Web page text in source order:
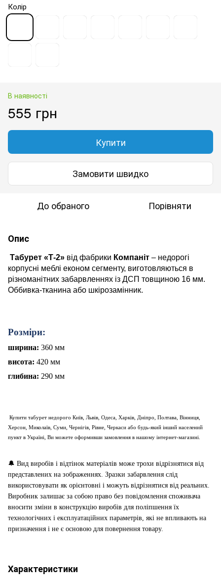
Колір
В наявності
555 грн
Купити
Замовити швидко
До обраного Порівняти
Опис
Табурет «Т-2» від фабрики Компаніт – недорогі
корпусні меблі економ сегменту, виготовляються в
різноманітних забарвленнях із ДСП товщиною 16 мм.
Оббивка-тканина або шкірозамінник.
Розміри:
ширина: 360 мм
висота: 420 мм
глибина: 290 мм
Купити табурет недорого Київ, Львів, Одеса, Харків, Дніпро, Полтава, Вінниця,
Херсон, Миколаїв, Суми, Чернігів, Рівне, Черкаси або будь-який інший населений
пункт в Україні, Ви можете оформивши замовлення в нашому інтернет-магазині.
🔔 Вид виробів і відтінок матеріалів може трохи відрізнятися від
представлених на зображеннях. Зразки забарвлення слід
використовувати як орієнтовні і можуть відрізнятися від реальних.
Виробник залишає за собою право без повідомлення споживача
вносити зміни в конструкцію виробів для поліпшення їх
технологічних і експлуатаційних параметрів, які не впливають на
призначення і не є основою для повернення товару.
Характеристики